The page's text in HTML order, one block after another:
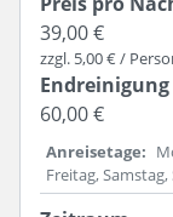
39,00 €
zzgl. 5,00 € /
60,00 €
Anreisetage
Freitag,